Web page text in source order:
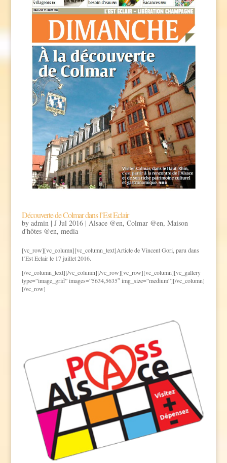
Découverte de Colmar dans l’Est Eclair
by admin | J Jul 2016| Alsace @en, Colmar @en, Maison
d'hôtes @en, media
[vc_row][vc_column][vc_column_text]Article de Vincent Gori, paru dans
l’Est Eclair le 17 juillet 2016.
[/vc_column_text][/vc_column][/vc_row][vc_row][vc_column][vc_gallery
type=”image_grid” images=”5634,5635″ img_size=”medium”][/vc_column]
[/vc_row]